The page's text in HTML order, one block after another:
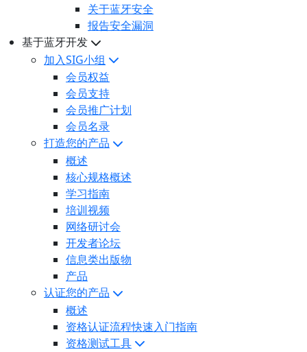
关于蓝牙安全
报告安全漏洞
基于蓝牙开发
加入SIG小组
会员权益
会员支持
会员推广计划
会员名录
打造您的产品
概述
核心规格概述
学习指南
培训视频
网络研讨会
开发者论坛
信息类出版物
产品
认证您的产品
概述
资格认证流程快速入门指南
资格测试工具